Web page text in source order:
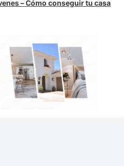
– Cómo conseguir tu casa